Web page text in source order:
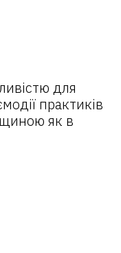
для
практиків
як в